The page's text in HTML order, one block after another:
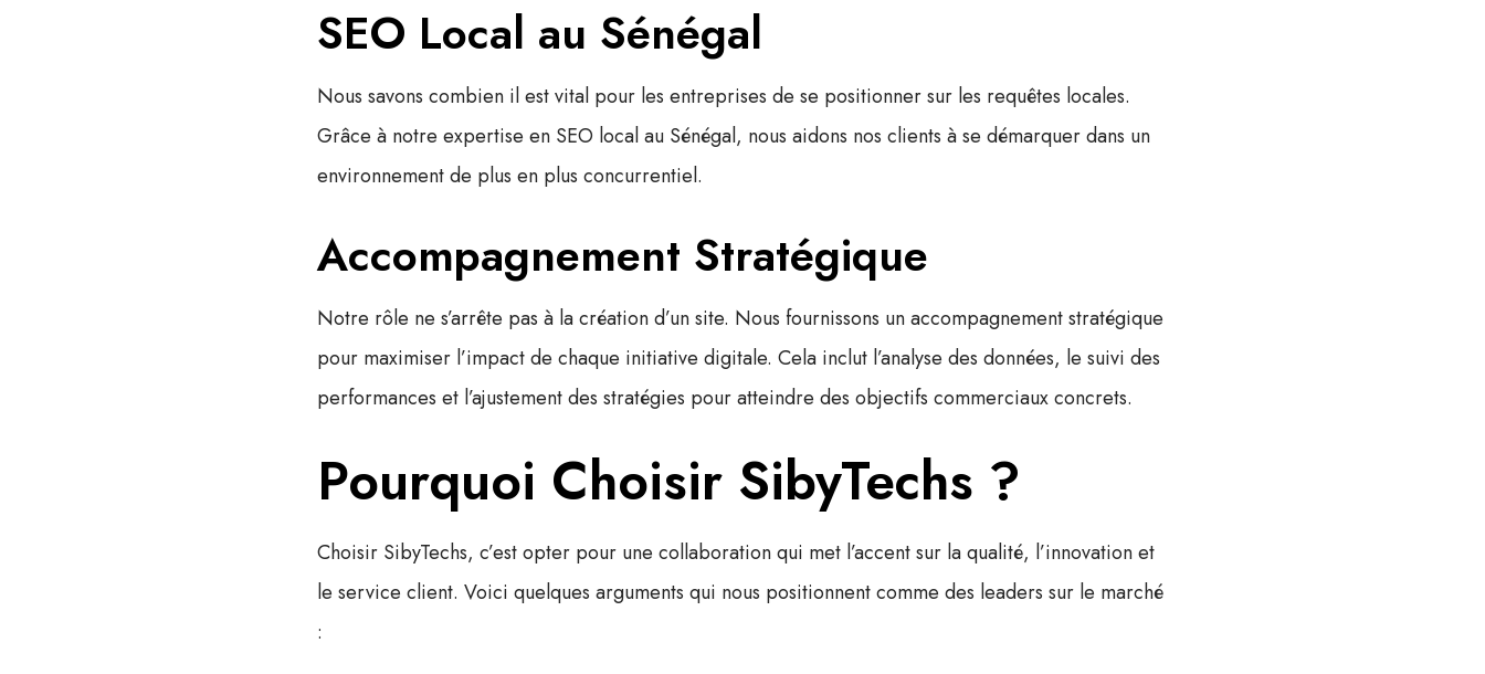
SEO Local au Sénégal
Nous savons combien il est vital pour les entreprises de se positionner sur les requêtes locales.
Grâce à notre expertise en SEO local au Sénégal, nous aidons nos clients à se démarquer dans un
environnement de plus en plus concurrentiel.
Accompagnement Stratégique
Notre rôle ne s’arrête pas à la création d’un site. Nous fournissons unaccompagnement stratégique
pour maximiser l’impact de chaque initiative digitale. Cela inclut l’analyse des données, le suivi des
performances et l’ajustement des stratégies pour atteindre des objectifs commerciaux concrets.
Pourquoi Choisir SibyTechs ?
Choisir SibyTechs, c’est opter pour une collaboration qui met l’accent sur laqualité, l’innovationet
le service client. Voici quelques arguments qui nous positionnent comme des leaders sur le marché
: